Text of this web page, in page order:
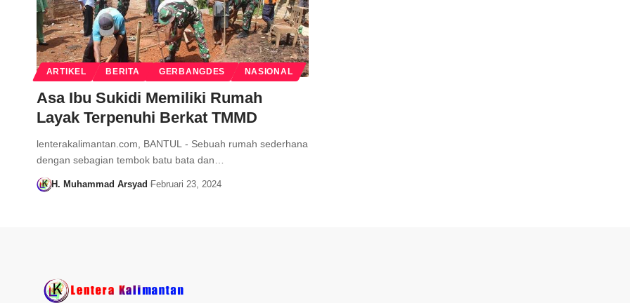
ARTIKEL BERITA GERBANGDES NASIONAL
Asa Ibu Sukidi Memiliki Rumah
Layak Terpenuhi Berkat TMMD
lenterakalimantan.com, BANTUL - Sebuah rumah sederhana
dengan sebagian tembok batu bata dan…
H. Muhammad Arsyad Februari 23, 2024